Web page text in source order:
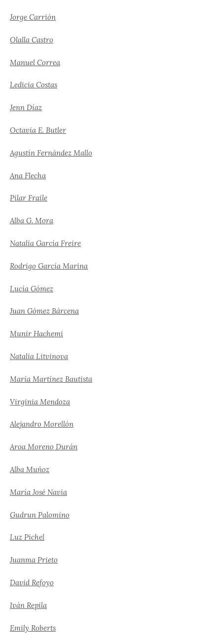
Jorge Carrión
Olalla Castro
Manuel Correa
Ledicia Costas
Jenn Díaz
Octavia E. Butler
Agustín Fernández Mallo
Ana Flecha
Pilar Fraile
Alba G. Mora
Natalia García Freire
Rodrigo García Marina
Lucía Gómez
Juan Gómez Bárcena
Munir Hachemi
Natalia Litvinova
María Martínez Bautista
Virginia Mendoza
Alejandro Morellón
Aroa Moreno Durán
Alba Muñoz
María José Navia
Gudrun Palomino
Luz Pichel
Juanma Prieto
David Refoyo
Iván Repila
Emily Roberts